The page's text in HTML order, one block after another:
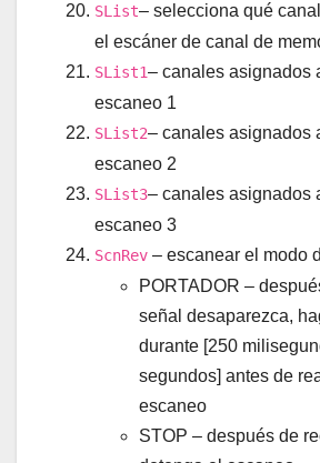
SList– selecciona qué
el escáner de canal de
SList1– canales asignados
escaneo 1
SList2– canales asignados
escaneo 2
SList3– canales asignados
escaneo 3
ScnRev – escanear el modo
PORTADOR –
señal desaparezca,
durante [250
segundos] antes de
escaneo
STOP – después de